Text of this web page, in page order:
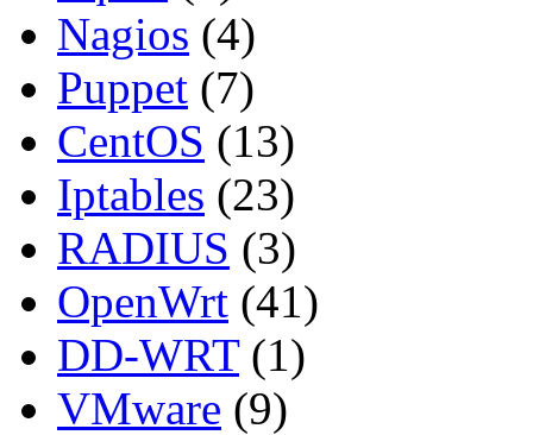
Nagios (4)
Puppet (7)
CentOS (13)
Iptables (23)
RADIUS (3)
OpenWrt (41)
DD-WRT(1)
VMware (9)